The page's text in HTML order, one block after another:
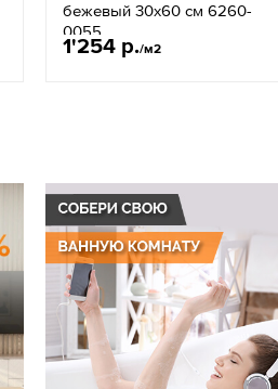
бежевый 30x60 см 6260-
0055
1'254 р./м2